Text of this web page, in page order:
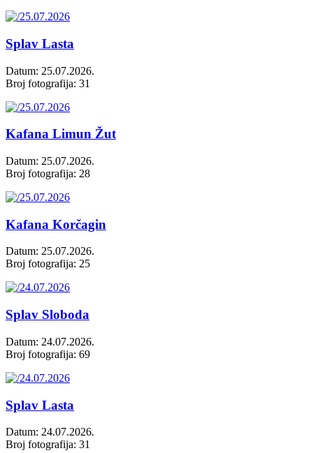
Splav Lasta
Datum: 25.07.2026.
Broj fotografija: 31
Kafana Limun Žut
Datum: 25.07.2026.
Broj fotografija: 28
Kafana Korčagin
Datum: 25.07.2026.
Broj fotografija: 25
Splav Sloboda
Datum: 24.07.2026.
Broj fotografija: 69
Splav Lasta
Datum: 24.07.2026.
Broj fotografija: 31